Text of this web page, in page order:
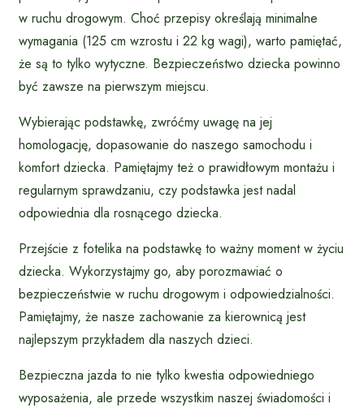
w ruchu drogowym. Choć przepisy określają minimalne
wymagania (125 cm wzrostu i 22 kg wagi), warto pamiętać,
że są to tylko wytyczne. Bezpieczeństwo dziecka powinno
być zawsze na pierwszym miejscu.
Wybierając podstawkę, zwróćmy uwagę na jej
homologację, dopasowanie do naszego samochodu i
komfort dziecka. Pamiętajmy też o prawidłowym montażu i
regularnym sprawdzaniu, czy podstawka jest nadal
odpowiednia dla rosnącego dziecka.
Przejście z fotelika na podstawkę to ważny moment w życiu
dziecka. Wykorzystajmy go, aby porozmawiać o
bezpieczeństwie w ruchu drogowym i odpowiedzialności.
Pamiętajmy, że nasze zachowanie za kierownicą jest
najlepszym przykładem dla naszych dzieci.
Bezpieczna jazda to nie tylko kwestia odpowiedniego
wyposażenia, ale przede wszystkim naszej świadomości i